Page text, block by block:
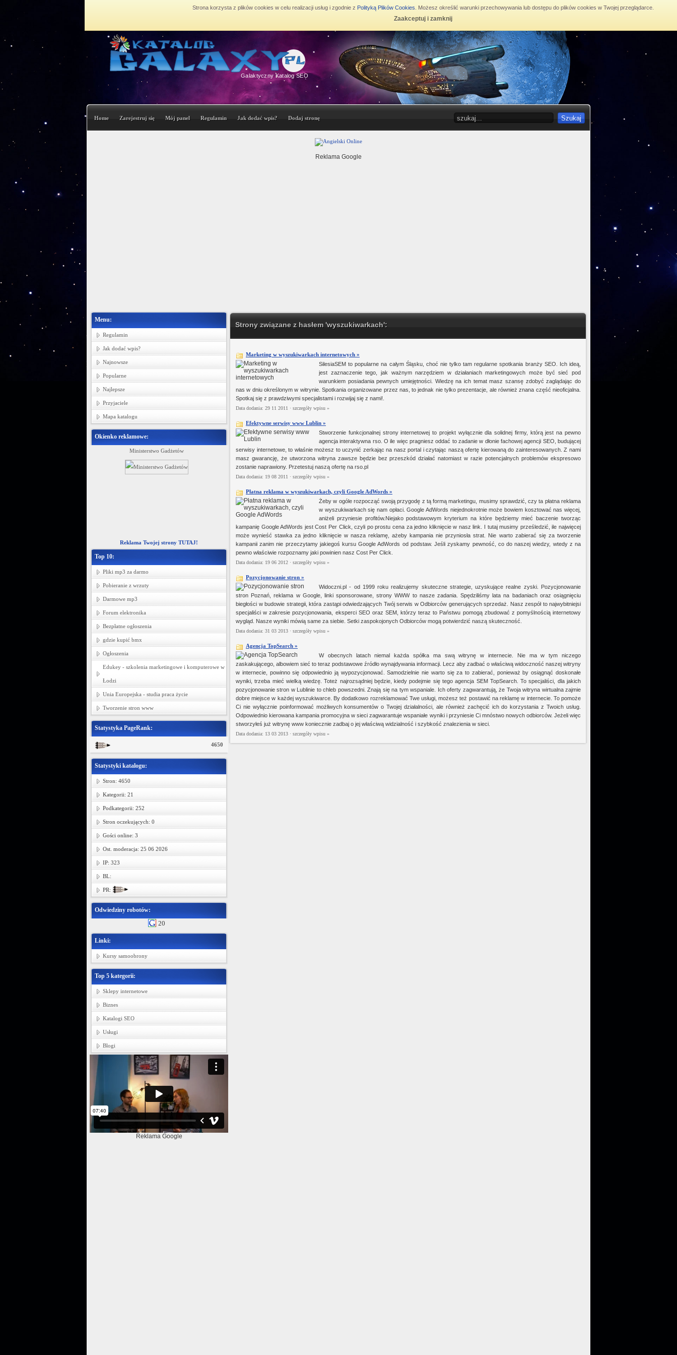
Strona korzysta z plików cookies w celu realizacji usług i zgodnie z Polityką Plików Cookies . Możesz określić warunki przechowywania lub dostępu do plików cookies w Twojej przeglądarce.
Zaakceptuj i zamknij
Galaktyczny Katalog SEO
Home Zarejestruj się Mój panel Regulamin Jak dodać wpis? Dodaj stronę
Reklama Google
Menu:
Regulamin
Jak dodać wpis?
Najnowsze
Popularne
Najlepsze
Przyjaciele
Mapa katalogu
Okienko reklamowe:
Ministerstwo Gadżetów Producent tkanin bawełnianych, tkanin pościelowych i
pościeli dziecięcej -- hurtownia tkanin Łódź.
Reklama Twojej strony TUTAJ!
Top 10:
Pliki mp3 za darmo
Pobieranie z wrzuty
Darmowe mp3
Forum elektronika
Bezpłatne ogłoszenia
gdzie kupić bmx
Ogłoszenia
Edukey - szkolenia marketingowe i komputerowe w
Łodzi
Unia Europejska - studia praca życie
Tworzenie stron www
Statystyka PageRank:
4650
Statystyki katalogu:
Stron: 4650
Kategorii: 21
Podkategorii: 252
Stron oczekujących: 0
Gości online: 3
Ost. moderacja: 25 06 2026
IP: 323
BL:
PR:
Odwiedziny robotów:
20
Linki:
Kursy samoobrony
Top 5 kategorii:
Sklepy internetowe
Biznes
Katalogi SEO
Usługi
Blogi
Reklama Google
Strony związane z hasłem 'wyszukiwarkach':
Marketing w wyszukiwarkach internetowych »
SilesiaSEM to popularne na całym Śląsku, choć nie tylko tam regularne spotkania branży SEO. Ich ideą,
jest zaznaczenie tego, jak ważnym narzędziem w działaniach marketingowych może być sieć pod
warunkiem posiadania pewnych umiejętności. Wiedzę na ich temat masz szansę zdobyć zaglądając do
nas w dniu określonym w witrynie. Spotkania organizowane przez nas, to jednak nie tylko prezentacje, ale również znana część nieoficjalna.
Spotkaj się z prawdziwymi specjalistami i rozwijaj się z nami!.
Data dodania: 29 11 2011 · szczegóły wpisu »
Efektywne serwisy www Lublin »
Stworzenie funkcjonalnej strony internetowej to projekt wyłącznie dla solidnej firmy, którą jest na pewno
agencja interaktywna rso. O ile więc pragniesz oddać to zadanie w dłonie fachowej agencji SEO, budującej
serwisy internetowe, to właśnie możesz to uczynić zerkając na nasz portal i czytając naszą ofertę kierowaną do zainteresowanych. Z nami
masz gwarancję, że utworzona witryna zawsze będzie bez przeszkód działać natomiast w razie potencjalnych problemów ekspresowo
zostanie naprawiony. Przetestuj naszą ofertę na rso.pl
Data dodania: 19 08 2011 · szczegóły wpisu »
Płatna reklama w wyszukiwarkach, czyli Google AdWords »
Żeby w ogóle rozpocząć swoją przygodę z tą formą marketingu, musimy sprawdzić, czy ta płatna reklama
w wyszukiwarkach się nam opłaci. Google AdWords niejednokrotnie może bowiem kosztować nas więcej,
aniżeli przyniesie profitów.Niejako podstawowym kryterium na które będziemy mieć baczenie tworząc
kampanię Google AdWords jest Cost Per Click, czyli po prostu cena za jedno kliknięcie w nasz link. I tutaj musimy prześledzić, ile najwięcej
może wynieść stawka za jedno kliknięcie w nasza reklamę, ażeby kampania nie przyniosła strat. Nie warto zabierać się za tworzenie
kampanii zanim nie przeczytamy jakiegoś kursu Google AdWords od podstaw. Jeśli zyskamy pewność, co do naszej wiedzy, wtedy z na
pewno właściwie rozpoznamy jaki powinien nasz Cost Per Click.
Data dodania: 19 06 2012 · szczegóły wpisu »
Pozycjonowanie stron »
Widoczni.pl - od 1999 roku realizujemy skuteczne strategie, uzyskujące realne zyski. Pozycjonowanie
stron Poznań, reklama w Google, linki sponsorowane, strony WWW to nasze zadania. Spędziliśmy lata na badaniach oraz osiągnięciu
biegłości w budowie strategii, która zastąpi odwiedzających Twój serwis w Odbiorców generujących sprzedaż. Nasz zespół to najwybitniejsi
specjaliści w zakresie pozycjonowania, eksperci SEO oraz SEM, którzy teraz to Państwu pomogą zbudować z pomyślnością internetowy
wygląd. Nasze wyniki mówią same za siebie. Setki zaspokojonych Odbiorców mogą potwierdzić naszą skuteczność.
Data dodania: 31 03 2013 · szczegóły wpisu »
Agencja TopSearch »
W obecnych latach niemal każda spółka ma swą witrynę w internecie. Nie ma w tym niczego
zaskakującego, albowiem sieć to teraz podstawowe źródło wynajdywania informacji. Lecz aby zadbać o właściwą widoczność naszej witryny
w internecie, powinno się odpowiednio ją wypozycjonować. Samodzielnie nie warto się za to zabierać, ponieważ by osiągnąć doskonałe
wyniki, trzeba mieć wielką wiedzę. Toteż najrozsądniej będzie, kiedy podejmie się tego agencja SEM TopSearch. To specjaliści, dla jakich
pozycjonowanie stron w Lublinie to chleb powszedni. Znają się na tym wspaniale. Ich oferty zagwarantują, że Twoja witryna wirtualna zajmie
dobre miejsce w każdej wyszukiwarce. By dodatkowo rozreklamować Twe usługi, możesz też postawić na reklamę w internecie. To pomoże
Ci nie wyłącznie poinformować możliwych konsumentów o Twojej działalności, ale również zachęcić ich do korzystania z Twoich usług.
Odpowiednio kierowana kampania promocyjna w sieci zagwarantuje wspaniałe wyniki i przyniesie Ci mnóstwo nowych odbiorców. Jeżeli więc
stworzyłeś już witrynę www koniecznie zadbaj o jej właściwą widzialność i szybkość znalezienia w sieci.
Data dodania: 13 03 2013 · szczegóły wpisu »